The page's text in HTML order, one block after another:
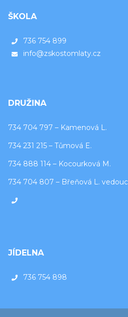
ŠKOLA
736 754 899
info@zskostomlaty.cz
DRUŽINA
734 704 797 – Kamenová L.
734 231 215 – Tůmová E.
734 888 114 – Kocourková M.
734 704 807 – Břeňová L.
JÍDELNA
736 754 898